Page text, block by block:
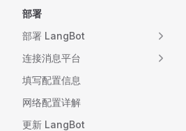
部署
部署 LangBot
连接消息平台
填写配置信息
网络配置详解
更新 LangBot